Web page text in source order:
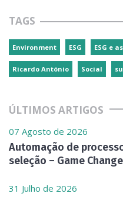
TAGS
Environment ESG ESG e
Ricardo António Social
ÚLTIMOS ARTIGOS
07 Agosto de 2026
Automação de
seleção – Game
31 Julho de 2026